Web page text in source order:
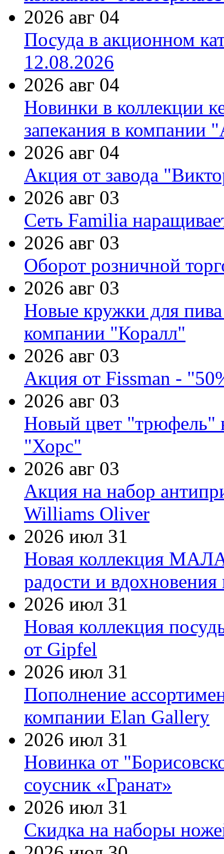
2026 авг 04
Посуда в акционном
12.08.2026
2026 авг 04
Новинки в коллекции
запекания в компании
2026 авг 04
Акция от завода
2026 авг 03
Сеть Familia
2026 авг 03
Оборот розничной
2026 авг 03
Новые кружки для
компании "Коралл"
2026 авг 03
Акция от Fissman -
2026 авг 03
Новый цвет "трюфель"
"Хорс"
2026 авг 03
Акция на набор
Williams Oliver
2026 июл 31
Новая коллекция
радости и
2026 июл 31
Новая коллекция
от Gipfel
2026 июл 31
Пополнение
компании Elan Gallery
2026 июл 31
Новинка от
соусник «Гранат»
2026 июл 31
Скидка на наборы